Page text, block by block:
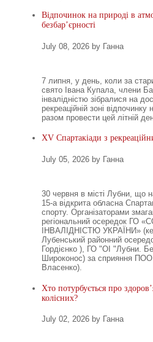
Відпочинок на природі в
безбар’єрності
July 08, 2026 by Ганна
7 липня, у день, коли за
свято Івана Купала, члени
інвалідністю зібралися на
рекреаційній зоні
разом провести цей літній
XV Спартакіади з
July 05, 2026 by Ганна
30 червня в місті Лубни, що
15-а відкрита обласна
спорту. Організаторами
регіональний осередок ГО
ІНВАЛІДНІСТЮ УКРАЇНИ»
Лубенський районний
Гордієнко ), ГО "ОІ "Лубни.
Широконос) за сприяння
Власенко).
Хто потурбується про
колісних?
July 02, 2026 by Ганна